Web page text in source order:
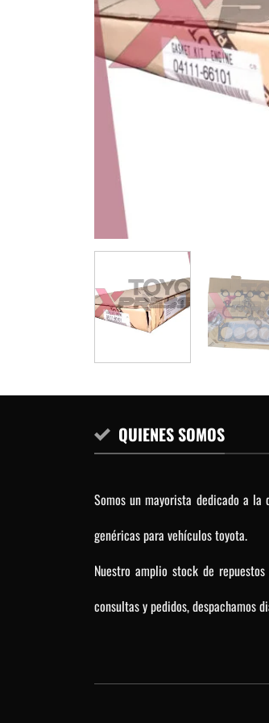
QUIENES SOMOS
Somos un mayorista dedicado a
genéricas para vehículos toyota.
Nuestro amplio stock de
consultas y pedidos, despachamos